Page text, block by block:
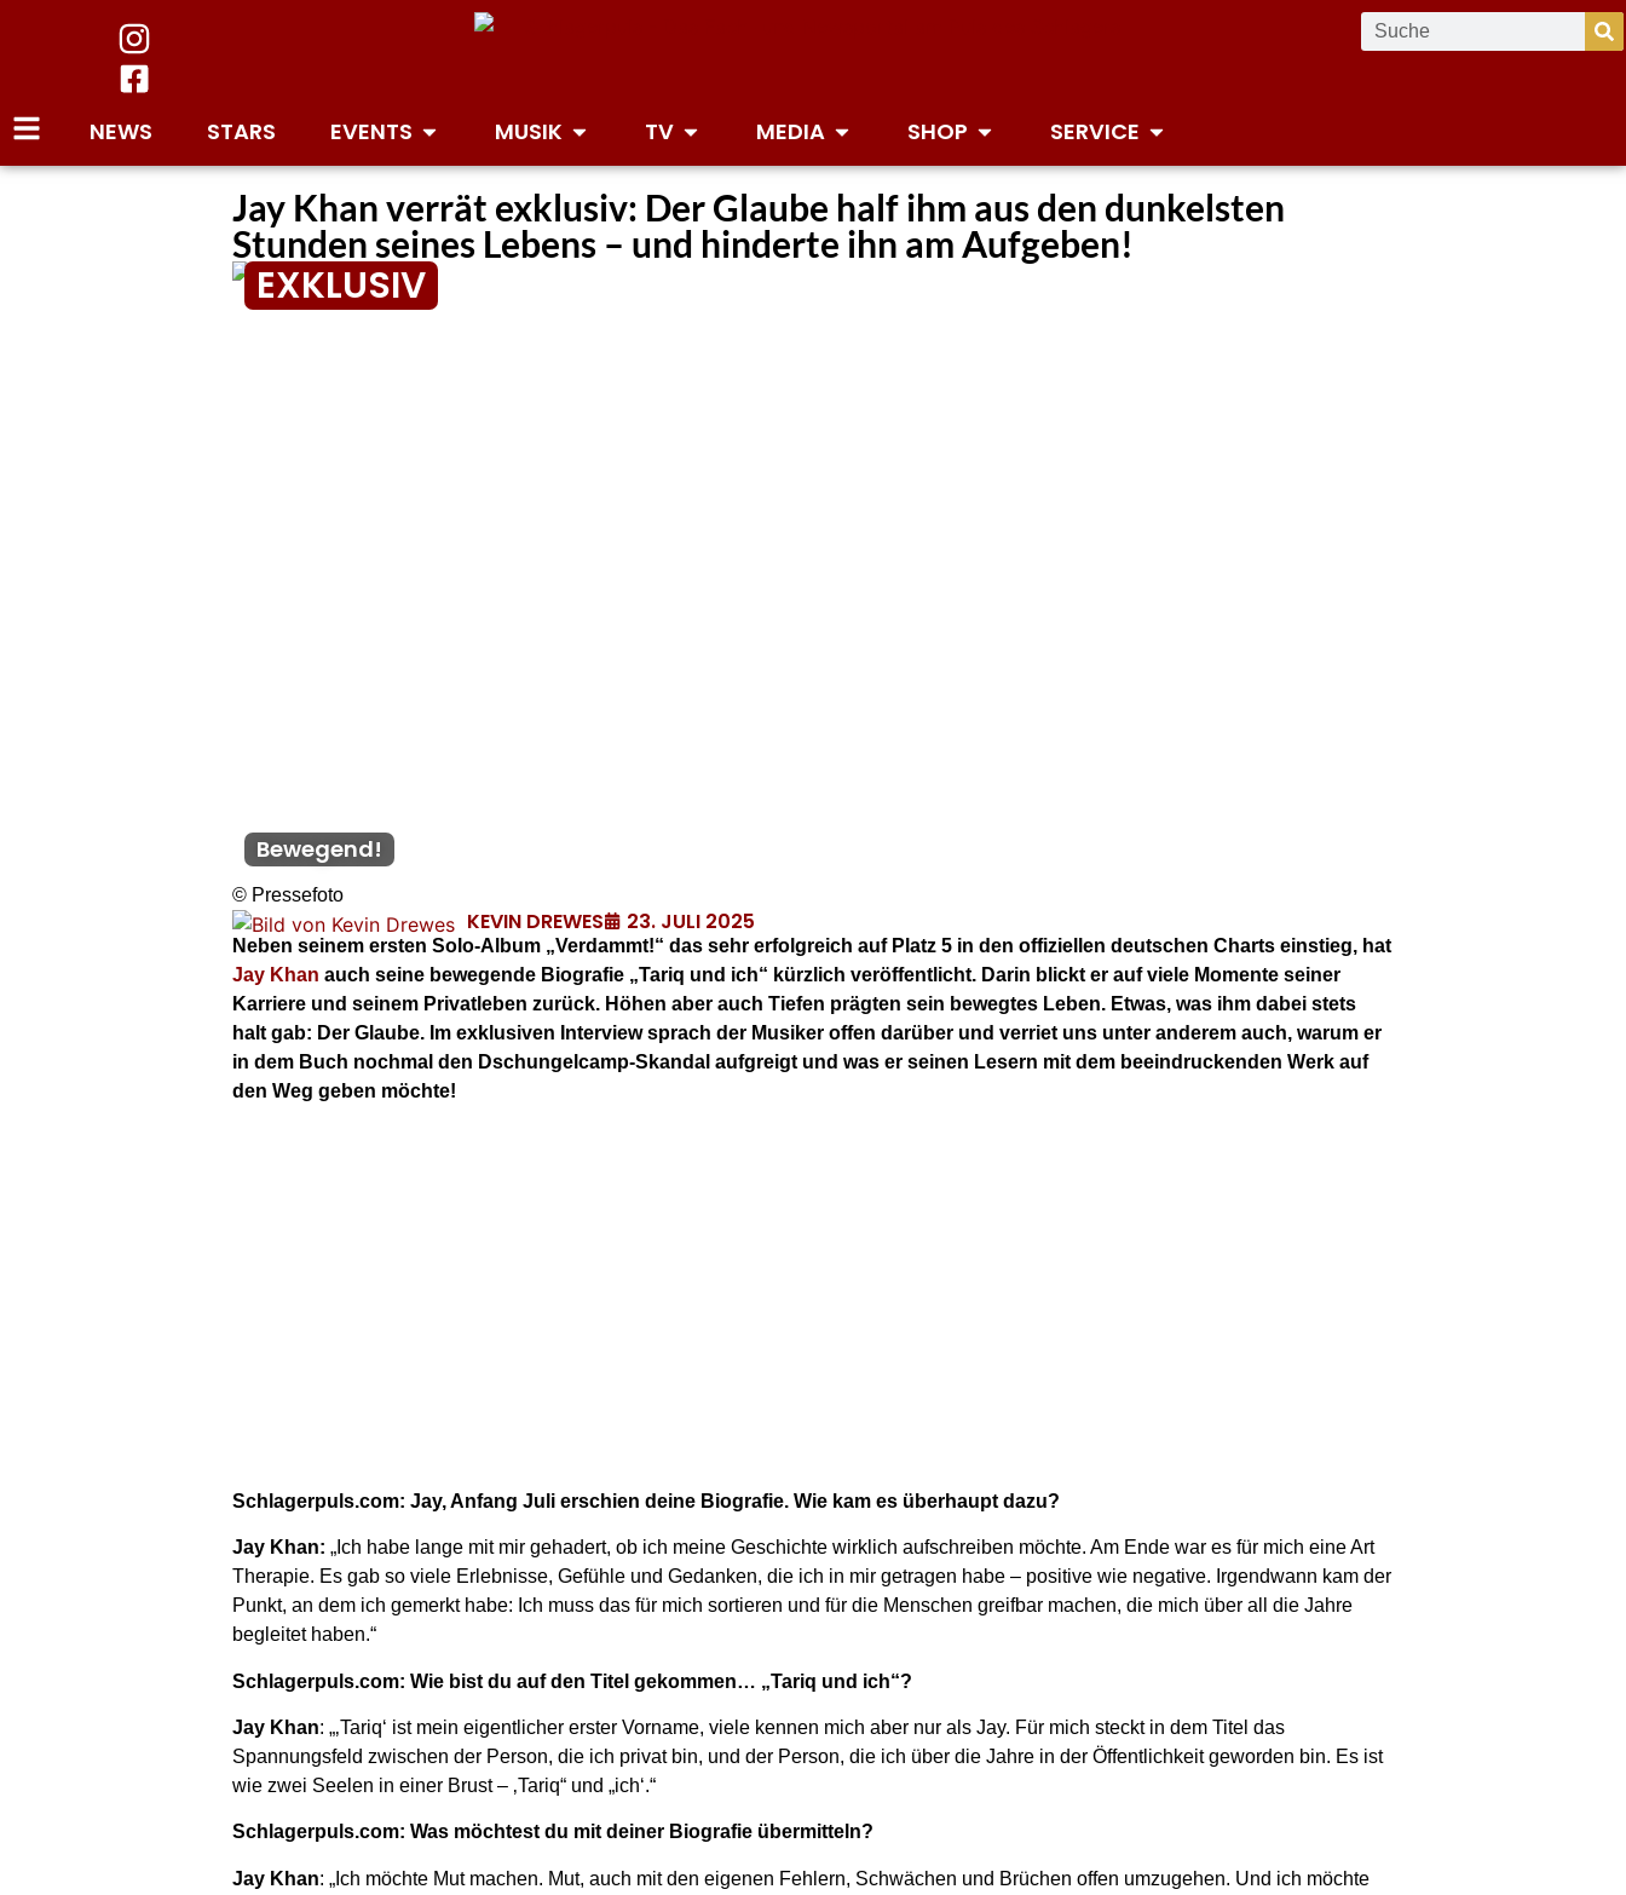
NEWS STARS EVENTS MUSIK TV MEDIA SHOP SERVICE
Jay Khan verrät exklusiv: Der Glaube half ihm aus den dunkelsten
Stunden seines Lebens – und hinderte ihn am Aufgeben!
EXKLUSIV
Bewegend!
© Pressefoto
KEVIN DREWES 23. JULI 2025
Neben seinem ersten Solo-Album „Verdammt!“ das sehr erfolgreich auf Platz 5 in den offiziellen deutschen Charts einstieg, hat
Jay Khan auch seine bewegende Biografie „Tariq und ich“ kürzlich veröffentlicht. Darin blickt er auf viele Momente seiner
Karriere und seinem Privatleben zurück. Höhen aber auch Tiefen prägten sein bewegtes Leben. Etwas, was ihm dabei stets
halt gab: Der Glaube. Im exklusiven Interview sprach der Musiker offen darüber und verriet uns unter anderem auch, warum er
in dem Buch nochmal den Dschungelcamp-Skandal aufgreigt und was er seinen Lesern mit dem beeindruckenden Werk auf
den Weg geben möchte!
Schlagerpuls.com: Jay, Anfang Juli erschien deine Biografie. Wie kam es überhaupt dazu?
Jay Khan: „Ich habe lange mit mir gehadert, ob ich meine Geschichte wirklich aufschreiben möchte. Am Ende war es für mich eine Art
Therapie. Es gab so viele Erlebnisse, Gefühle und Gedanken, die ich in mir getragen habe – positive wie negative. Irgendwann kam der
Punkt, an dem ich gemerkt habe: Ich muss das für mich sortieren und für die Menschen greifbar machen, die mich über all die Jahre
begleitet haben.“
Schlagerpuls.com: Wie bist du auf den Titel gekommen… „Tariq und ich“?
Jay Khan: „‚Tariq‘ ist mein eigentlicher erster Vorname, viele kennen mich aber nur als Jay. Für mich steckt in dem Titel das
Spannungsfeld zwischen der Person, die ich privat bin, und der Person, die ich über die Jahre in der Öffentlichkeit geworden bin. Es ist
wie zwei Seelen in einer Brust – ‚Tariq“ und „ich‘.“
Schlagerpuls.com: Was möchtest du mit deiner Biografie übermitteln?
Jay Khan: „Ich möchte Mut machen. Mut, auch mit den eigenen Fehlern, Schwächen und Brüchen offen umzugehen. Und ich möchte